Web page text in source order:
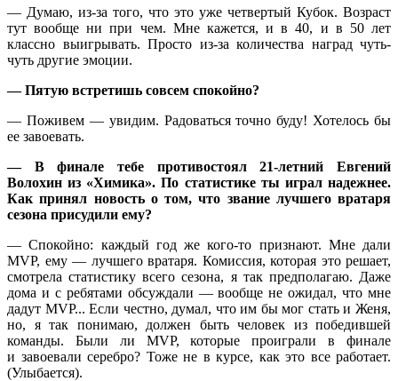
— Думаю, из-за того, что это уже четвертый Кубок. Возраст
тут вообще ни при чем. Мне кажется, и в 40, и в 50 лет
классно выигрывать. Просто из-за количества наград чуть-
чуть другие эмоции.
— Пятую встретишь совсем спокойно?
— Поживем — увидим. Радоваться точно буду! Хотелось бы
ее завоевать.
— В финале тебе противостоял21-летний Евгений
Волохин из «Химика». По статистике ты играл надежнее.
Как принял новость о том, что звание лучшего вратаря
сезона присудили ему?
— Спокойно: каждый год же кого-то признают. Мне дали
MVP, ему — лучшего вратаря. Комиссия, которая это решает,
смотрела статистику всего сезона, я так предполагаю. Даже
дома и с ребятами обсуждали — вообще не ожидал, что мне
дадут MVP... Если честно, думал, что им бы мог стать и Женя,
но, я так понимаю, должен быть человек из победившей
команды. Были ли MVP, которые проиграли в финале
и завоевали серебро? Тоже не в курсе, как это все работает.
(Улыбается).